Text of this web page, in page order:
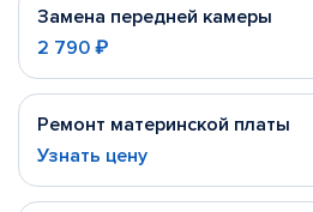
Замена передней камеры
2 790 ₽
Ремонт материнской платы
Узнать цену